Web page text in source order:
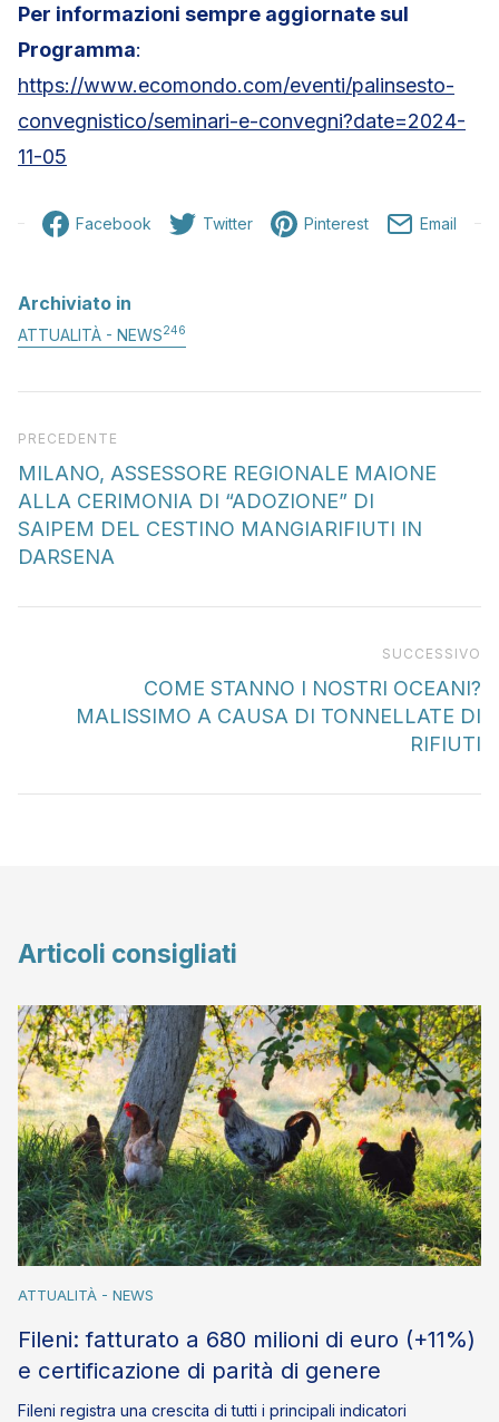
Per informazioni sempre aggiornate sul
Programma:
https://www.ecomondo.com/eventi/palinsesto-
convegnistico/seminari-e-convegni?date=2024-
11-05
Facebook Twitter Pinterest Email
Archiviato in
ATTUALITÀ - NEWS246
Articolo precedente
PRECEDENTE
MILANO, ASSESSORE REGIONALE MAIONE
ALLA CERIMONIA DI “ADOZIONE” DI
SAIPEM DEL CESTINO MANGIARIFIUTI IN
DARSENA
SUCCESSIVO
COME STANNO I NOSTRI OCEANI?
MALISSIMO A CAUSA DI TONNELLATE DI
RIFIUTI
Articoli consigliati
ATTUALITÀ - NEWS
Fileni: fatturato a 680 milioni di euro (+11%)
e certificazione di parità di genere
Fileni registra una crescita di tutti i principali indicatori